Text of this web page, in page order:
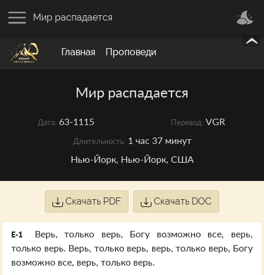
Главная Проповеди
Мир распадается
Мир распадается
Дата: 63-1115 Перевод: VGR
Длительность: 1 час 37 минут
Нью-Йорк, Нью-Йорк, США
Скачать PDF Скачать DOC
E-1
Верь, только верь, Богу возможно все, верь,
только верь. Верь, только верь, верь, только верь, Богу
возможно все, верь, только верь.